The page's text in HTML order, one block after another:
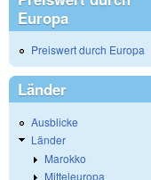
Europa
Preiswert durch Europa
Länder
Ausblicke
Länder
Marokko
Mitteleuropa